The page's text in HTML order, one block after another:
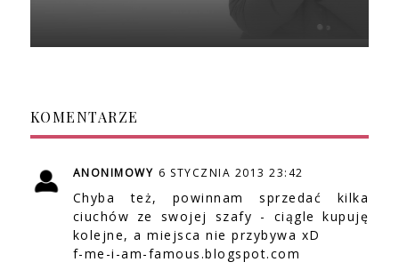
KOMENTARZE
ANONIMOWY 6 STYCZNIA 2013 23:42
Chyba też, powinnam sprzedać kilka
ciuchów ze swojej szafy - ciągle kupuję
kolejne, a miejsca nie przybywa xD
f-me-i-am-famous.blogspot.com